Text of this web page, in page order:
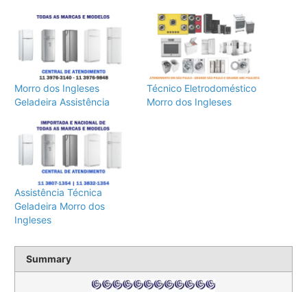
Morro dos Ingleses
Geladeira Assistência
Técnico Eletrodoméstico
Morro dos Ingleses
Assistência Técnica
Geladeira Morro dos
Ingleses
Summary